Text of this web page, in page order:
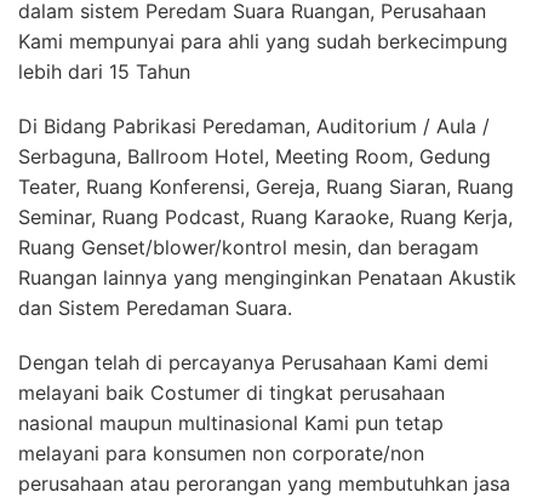
dalam sistem Peredam Suara Ruangan, Perusahaan
Kami mempunyai para ahli yang sudah berkecimpung
lebih dari 15 Tahun
Di Bidang Pabrikasi Peredaman, Auditorium / Aula /
Serbaguna, Ballroom Hotel, Meeting Room, Gedung
Teater, Ruang Konferensi, Gereja, Ruang Siaran, Ruang
Seminar, Ruang Podcast, Ruang Karaoke, Ruang Kerja,
Ruang Genset/blower/kontrol mesin, dan beragam
Ruangan lainnya yang menginginkan Penataan Akustik
dan Sistem Peredaman Suara.
Dengan telah di percayanya Perusahaan Kami demi
melayani baik Costumer di tingkat perusahaan
nasional maupun multinasional Kami pun tetap
melayani para konsumen non corporate/non
perusahaan atau perorangan yang membutuhkan jasa